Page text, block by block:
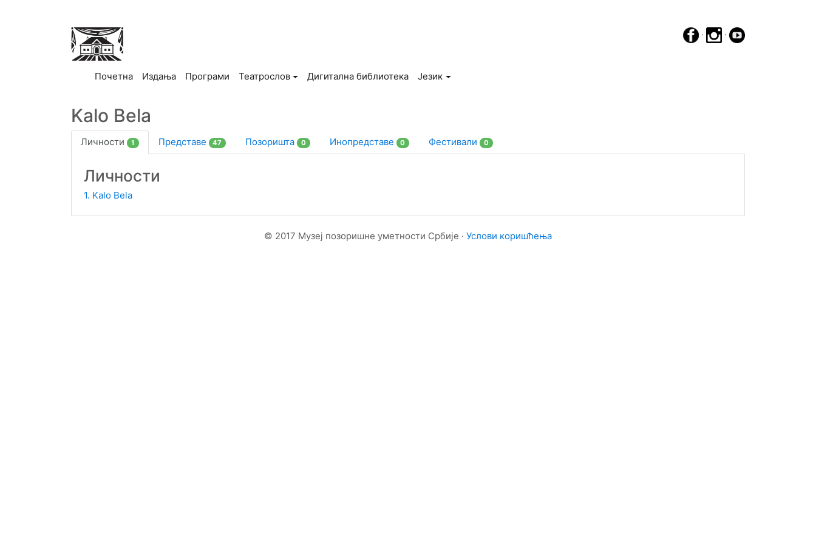
· ·
Почетна(current)
Издања Програми Театрослов Дигитална библиотека Језик
Kalo Bela
Личности 1 Представе 47 Позоришта 0 Инопредставе 0 Фестивали 0
Личности
1. Kalo Bela
© 2017 Музеј позоришне уметности Србије · Услови коришћења